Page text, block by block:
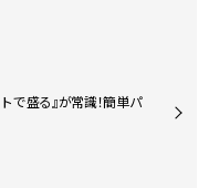
で盛る』が常識！簡単パ